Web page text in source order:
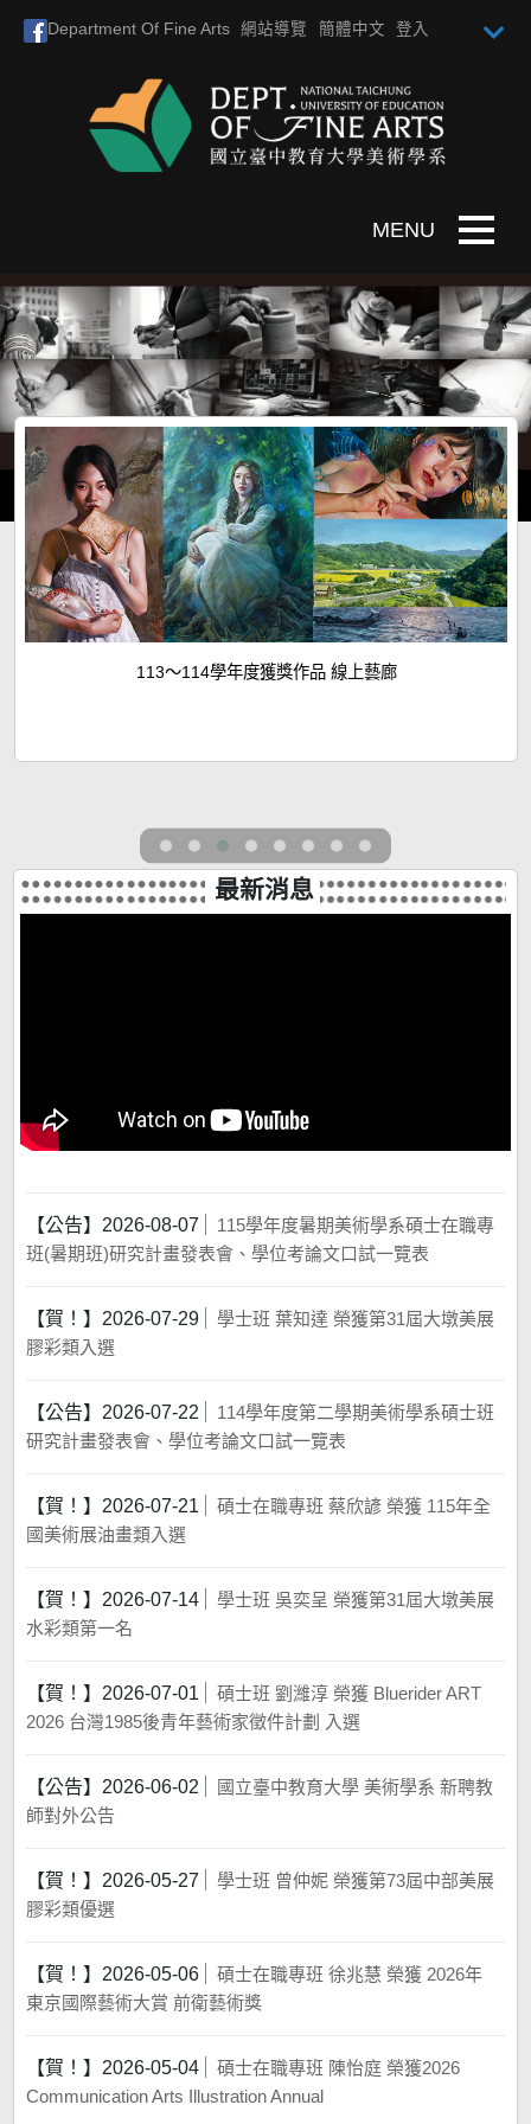
Department Of Fine Arts 網站導覽 簡體中文 登入
Toggle
113～114學年度獲獎作品 線上藝廊
最新消息
【公告】 2026-08-07
115學年度暑期美術學系碩士在職專
班(暑期班)研究計畫發表會、學位考論文口試一覽表
【賀！】 2026-07-29
學士班 葉知達 榮獲第31屆大墩美展
膠彩類入選
【公告】 2026-07-22
114學年度第二學期美術學系碩士班
研究計畫發表會、學位考論文口試一覽表
【賀！】 2026-07-21
碩士在職專班 蔡欣諺 榮獲 115年全
國美術展油畫類入選
【賀！】 2026-07-14
學士班 吳奕呈 榮獲第31屆大墩美展
水彩類第一名
【賀！】 2026-07-01
碩士班 劉濰淳 榮獲 Bluerider ART
2026 台灣1985後青年藝術家徵件計劃 入選
【公告】 2026-06-02
國立臺中教育大學 美術學系 新聘教
師對外公告
【賀！】 2026-05-27
學士班 曾仲妮 榮獲第73屆中部美展
膠彩類優選
【賀！】 2026-05-06
碩士在職專班 徐兆慧 榮獲 2026年
東京國際藝術大賞 前衛藝術獎
【賀！】 2026-05-04
碩士在職專班 陳怡庭 榮獲2026
Communication Arts Illustration Annual